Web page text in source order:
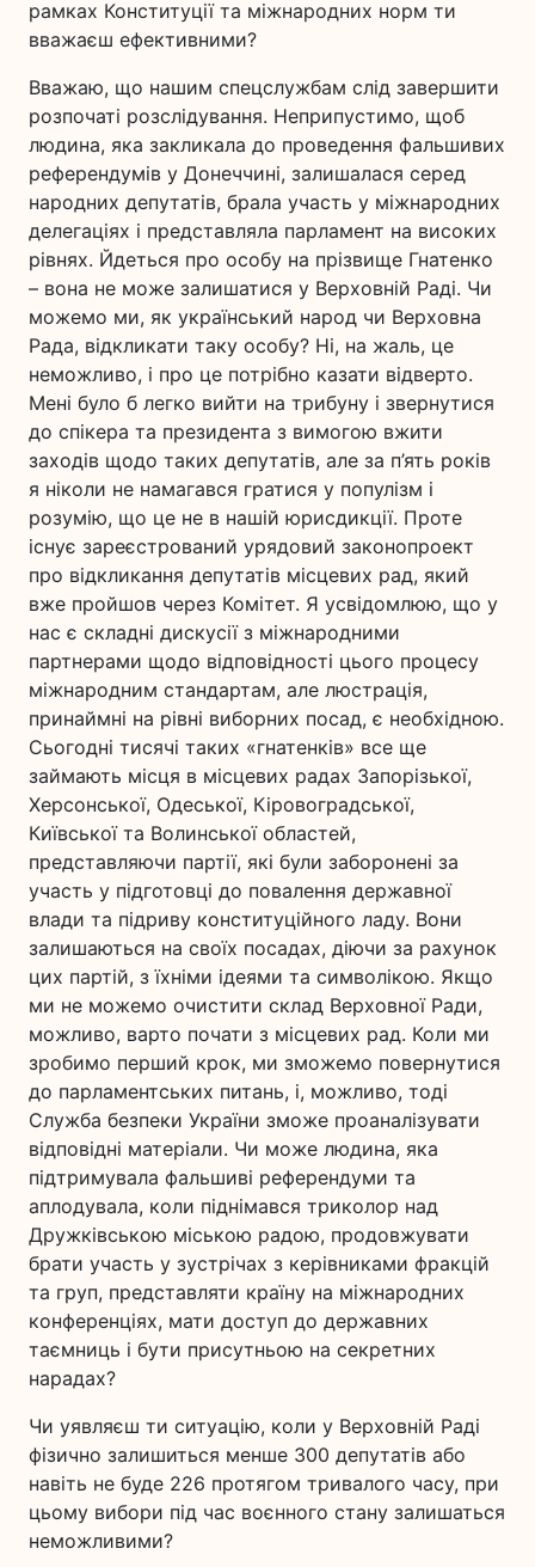
рамках Конституції та міжнародних норм ти
вважаєш ефективними?
Вважаю, що нашим спецслужбам слід завершити
розпочаті розслідування. Неприпустимо, щоб
людина, яка закликала до проведення фальшивих
референдумів у Донеччині, залишалася серед
народних депутатів, брала участь у міжнародних
делегаціях і представляла парламент на високих
рівнях. Йдеться про особу на прізвище Гнатенко
– вона не може залишатися у Верховній Раді. Чи
можемо ми, як український народ чи Верховна
Рада, відкликати таку особу? Ні, на жаль, це
неможливо, і про це потрібно казати відверто.
Мені було б легко вийти на трибуну і звернутися
до спікера та президента з вимогою вжити
заходів щодо таких депутатів, але за п’ять років
я ніколи не намагався гратися у популізм і
розумію, що це не в нашій юрисдикції. Проте
існує зареєстрований урядовий законопроект
про відкликання депутатів місцевих рад, який
вже пройшов через Комітет. Я усвідомлюю, що у
нас є складні дискусії з міжнародними
партнерами щодо відповідності цього процесу
міжнародним стандартам, але люстрація,
принаймні на рівні виборних посад, є необхідною.
Сьогодні тисячі таких «гнатенків» все ще
займають місця в місцевих радах Запорізької,
Херсонської, Одеської, Кіровоградської,
Київської та Волинської областей,
представляючи партії, які були заборонені за
участь у підготовці до повалення державної
влади та підриву конституційного ладу. Вони
залишаються на своїх посадах, діючи за рахунок
цих партій, з їхніми ідеями та символікою. Якщо
ми не можемо очистити склад Верховної Ради,
можливо, варто почати з місцевих рад. Коли ми
зробимо перший крок, ми зможемо повернутися
до парламентських питань, і, можливо, тоді
Служба безпеки України зможе проаналізувати
відповідні матеріали. Чи може людина, яка
підтримувала фальшиві референдуми та
аплодувала, коли піднімався триколор над
Дружківською міською радою, продовжувати
брати участь у зустрічах з керівниками фракцій
та груп, представляти країну на міжнародних
конференціях, мати доступ до державних
таємниць і бути присутньою на секретних
нарадах?
Чи уявляєш ти ситуацію, коли у Верховній Раді
фізично залишиться менше 300 депутатів або
навіть не буде 226 протягом тривалого часу, при
цьому вибори під час воєнного стану залишаться
неможливими?